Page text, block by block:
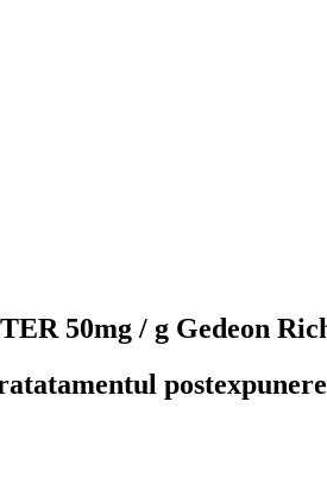
50mg / g Gedeon
postexpunere